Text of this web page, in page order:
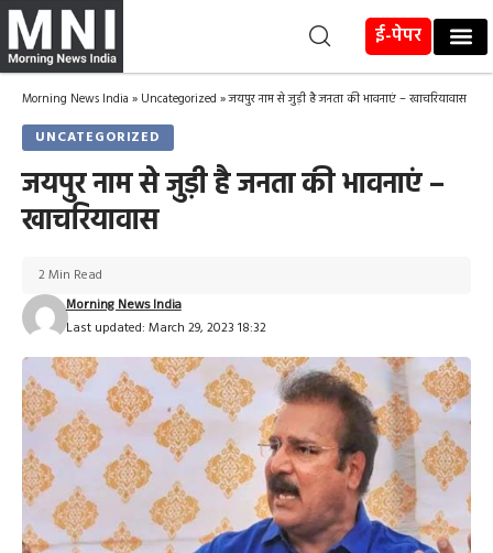
ई-पेपर
Morning News India » Uncategorized »जयपुर नाम से जुड़ी है जनता की भावनाएं – खाचरियावास
UNCATEGORIZED
जयपुर नाम से जुड़ी है जनता की भावनाएं –
खाचरियावास
Last updated: March 29, 2023 18:32
Morning News India
2 Min Read